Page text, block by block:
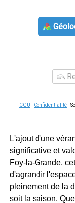
CGU - Confidentialité-
L'ajout d'une
significative et
Foy-la-Grande,
d'agrandir
pleinement de la
soit la saison.